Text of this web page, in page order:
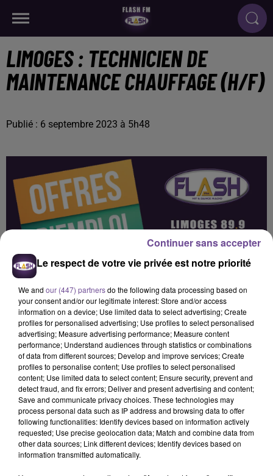
LIMOGES : TECHNICIEN DE
MAINTENANCE CHAUFFAGE (H/F)
Publié : 6 septembre 2023 à 5h48
Une société de Limoges recherche un technicien de
chauffage (H/F). Vous aurez pour mission l’entretien et le
dépannage des appareils de chauffage au gaz, au fioul ou
au bois. En toute autonomie, vous pourrez mettre votre
solide expérience au service des clients afin s’assurer la
pérennité de leurs systèmes de chauffage.
Vous travaillerez sur l’ensemble du département de la Haute-
Vienne. Expérience exigée de 5 ans. Vous devez être titulaire
d’un Bac pro et au delà. Le permis B est exigé.
Vous serez accueilli dans le respect des valeurs de
l’entreprise que sont la Responsabilité, le Respect, la
Le respect de votre vie privée est notre priorité
We and our (447) partnersdo the following data processing based on
your consent and/or our legitimate interest: Store and/or access
information on a device; Use limited data to select advertising; Create
profiles for personalised advertising; Use profiles to select personalised
advertising; Measure advertising performance; Measure content
performance; Understand audiences through statistics or combinations
of data from different sources; Develop and improve services; Create
profiles to personalise content; Use profiles to select personalised
content; Use limited data to select content; Ensure security, prevent and
detect fraud, and fix errors; Deliver and present advertising and content;
Save and communicate privacy choices. These technologies may
process personal data such as IP address and browsing data to offer
following functionalities: Identify devices based on information actively
requested; Use precise geolocation data; Match and combine data from
other data sources; Link different devices; Identify devices based on
information transmitted automatically.
Continuer sans accepter